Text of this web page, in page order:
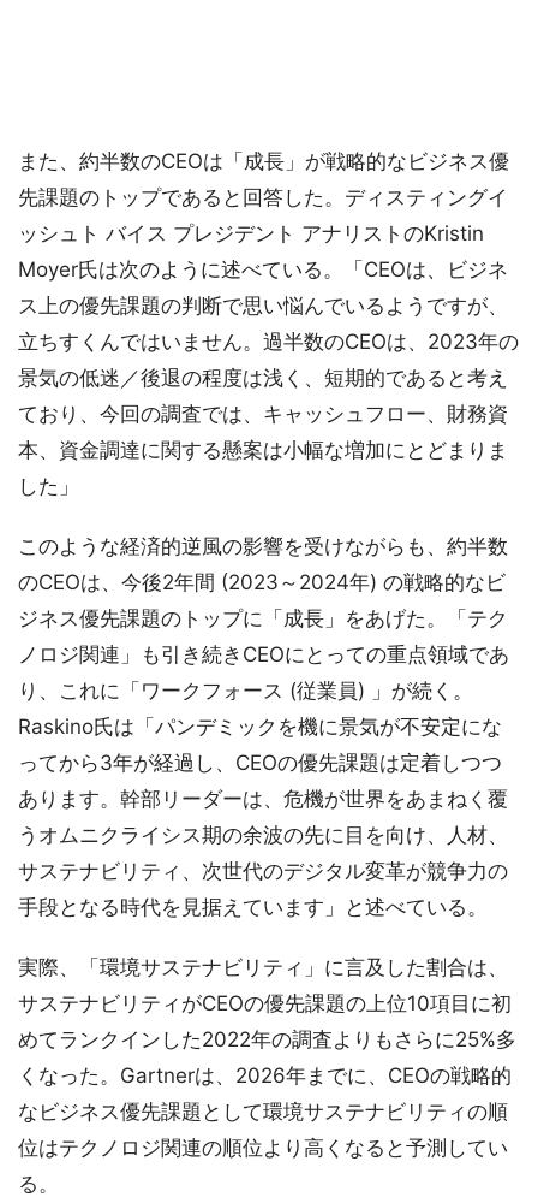
また、約半数のCEOは「成長」が戦略的なビジネス優
先課題のトップであると回答した。ディスティングイ
ッシュト バイス プレジデント アナリストのKristin
Moyer氏は次のように述べている。「CEOは、ビジネ
ス上の優先課題の判断で思い悩んでいるようですが、
立ちすくんではいません。過半数のCEOは、2023年の
景気の低迷／後退の程度は浅く、短期的であると考え
ており、今回の調査では、キャッシュフロー、財務資
本、資金調達に関する懸案は小幅な増加にとどまりま
した」
このような経済的逆風の影響を受けながらも、約半数
のCEOは、今後2年間 (2023～2024年) の戦略的なビ
ジネス優先課題のトップに「成長」をあげた。「テク
ノロジ関連」も引き続きCEOにとっての重点領域であ
り、これに「ワークフォース (従業員) 」が続く。
Raskino氏は「パンデミックを機に景気が不安定にな
ってから3年が経過し、CEOの優先課題は定着しつつ
あります。幹部リーダーは、危機が世界をあまねく覆
うオムニクライシス期の余波の先に目を向け、人材、
サステナビリティ、次世代のデジタル変革が競争力の
手段となる時代を見据えています」と述べている。
実際、「環境サステナビリティ」に言及した割合は、
サステナビリティがCEOの優先課題の上位10項目に初
めてランクインした2022年の調査よりもさらに25%多
くなった。Gartnerは、2026年までに、CEOの戦略的
なビジネス優先課題として環境サステナビリティの順
位はテクノロジ関連の順位より高くなると予測してい
る。